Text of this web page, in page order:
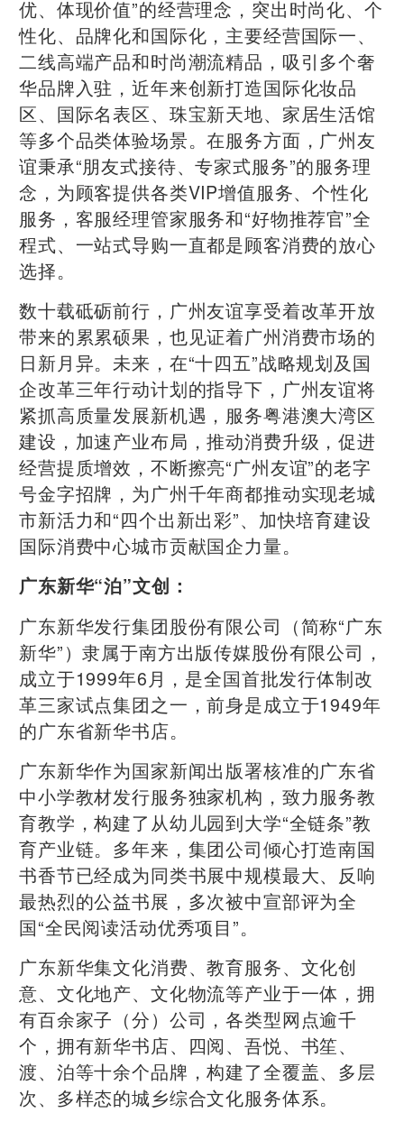
优、体现价值”的经营理念，突出时尚化、个
性化、品牌化和国际化，主要经营国际一、
二线高端产品和时尚潮流精品，吸引多个奢
华品牌入驻，近年来创新打造国际化妆品
区、国际名表区、珠宝新天地、家居生活馆
等多个品类体验场景。在服务方面，广州友
谊秉承“朋友式接待、专家式服务”的服务理
念，为顾客提供各类VIP增值服务、个性化
服务，客服经理管家服务和“好物推荐官”全
程式、一站式导购一直都是顾客消费的放心
选择。
数十载砥砺前行，广州友谊享受着改革开放
带来的累累硕果，也见证着广州消费市场的
日新月异。未来，在“十四五”战略规划及国
企改革三年行动计划的指导下，广州友谊将
紧抓高质量发展新机遇，服务粤港澳大湾区
建设，加速产业布局，推动消费升级，促进
经营提质增效，不断擦亮“广州友谊”的老字
号金字招牌，为广州千年商都推动实现老城
市新活力和“四个出新出彩”、加快培育建设
国际消费中心城市贡献国企力量。
广东新华“泊”文创：
广东新华发行集团股份有限公司（简称“广东
新华”）隶属于南方出版传媒股份有限公司，
成立于1999年6月，是全国首批发行体制改
革三家试点集团之一，前身是成立于1949年
的广东省新华书店。
广东新华作为国家新闻出版署核准的广东省
中小学教材发行服务独家机构，致力服务教
育教学，构建了从幼儿园到大学“全链条”教
育产业链。多年来，集团公司倾心打造南国
书香节已经成为同类书展中规模最大、反响
最热烈的公益书展，多次被中宣部评为全
国“全民阅读活动优秀项目”。
广东新华集文化消费、教育服务、文化创
意、文化地产、文化物流等产业于一体，拥
有百余家子（分）公司，各类型网点逾千
个，拥有新华书店、四阅、吾悦、书笙、
渡、泊等十余个品牌，构建了全覆盖、多层
次、多样态的城乡综合文化服务体系。